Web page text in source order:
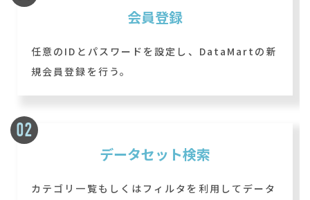
会員登録
任意のIDとパスワードを設定し、DataMartの新
規会員登録を行う。
データセット検索
カテゴリ一覧もしくはフィルタを利用してデータ